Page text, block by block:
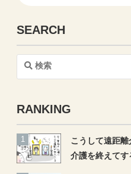
SEARCH
索
RANKING
こうして遠距
介護を終えてす